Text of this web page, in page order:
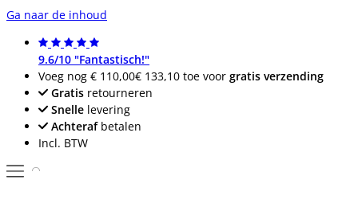
Ga naar de inhoud
9.6/10 "Fantastisch!"
Voeg nog € 110,00€ 133,10 toe voor gratis verzending
Gratis retourneren
Snelle levering
Achterafbetalen
Incl. BTW